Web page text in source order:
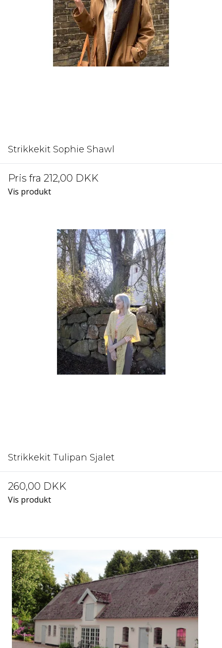
Strikkekit Sophie Shawl
Pris fra 212,00 DKK
Vis produkt
Strikkekit Tulipan Sjalet
260,00 DKK
Vis produkt